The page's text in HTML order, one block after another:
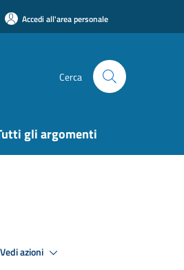
Accedi all'area personale
Cerca
gli argomenti
Vedi azioni